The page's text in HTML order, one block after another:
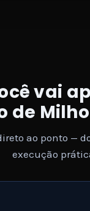
vai
de
ao ponto —
execução